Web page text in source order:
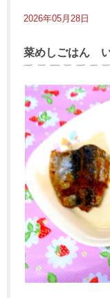
2026年05月28日
菜めしごはん